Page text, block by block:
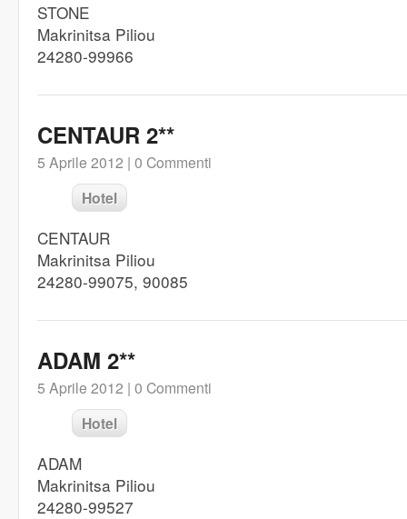
STONE
Makrinitsa Piliou
24280-99966
CENTAUR 2**
5 Aprile 2012 | 0 Commenti
Hotel
CENTAUR
Makrinitsa Piliou
24280-99075, 90085
ADAM 2**
5 Aprile 2012 | 0 Commenti
Hotel
ADAM
Makrinitsa Piliou
24280-99527